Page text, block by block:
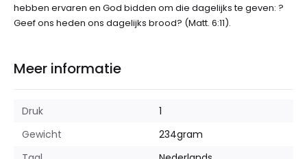
hebben ervaren en God bidden om die dagelijks te geven: ?
Geef ons heden ons dagelijks brood? (Matt. 6:11).
Meer informatie
Druk
1
Gewicht
234gram